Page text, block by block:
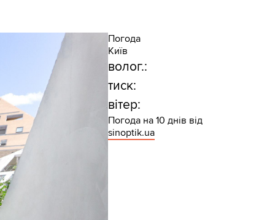
Погода
Київ
волог.:
тиск:
вітер:
Погода на 10 днів від
sinoptik.ua